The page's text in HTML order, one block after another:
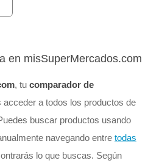
en misSuperMercados.com
, tu comparador de
acceder a todos los productos de
buscar productos usando
navegando entre todas
lo que buscas. Según